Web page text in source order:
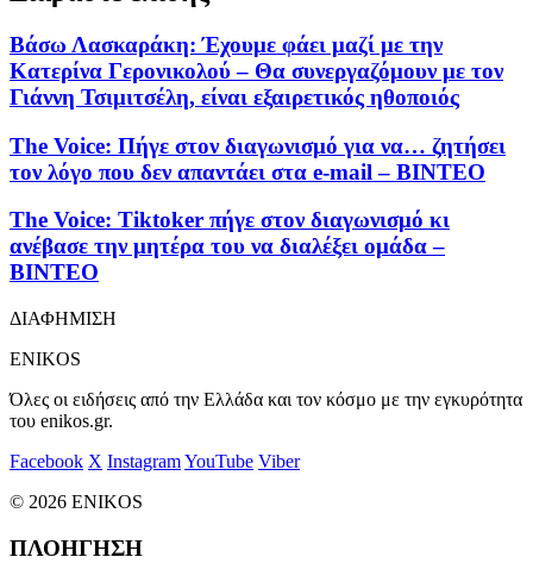
Βάσω Λασκαράκη: Έχουμε φάει μαζί με την
Κατερίνα Γερονικολού – Θα συνεργαζόμουν με τον
Γιάννη Τσιμιτσέλη, είναι εξαιρετικός ηθοποιός
The Voice: Πήγε στον διαγωνισμό για να… ζητήσει
τον λόγο που δεν απαντάει στα e-mail – ΒΙΝΤΕΟ
The Voice: Tiktoker πήγε στον διαγωνισμό κι
ανέβασε την μητέρα του να διαλέξει ομάδα –
ΒΙΝΤΕΟ
ΔΙΑΦΗΜΙΣΗ
ENIKOS
Όλες οι ειδήσεις από την Ελλάδα και τον κόσμο με την εγκυρότητα
του enikos.gr.
Facebook X InstagramYouTube Viber
© 2026 ENIKOS
ΠΛΟΗΓΗΣΗ